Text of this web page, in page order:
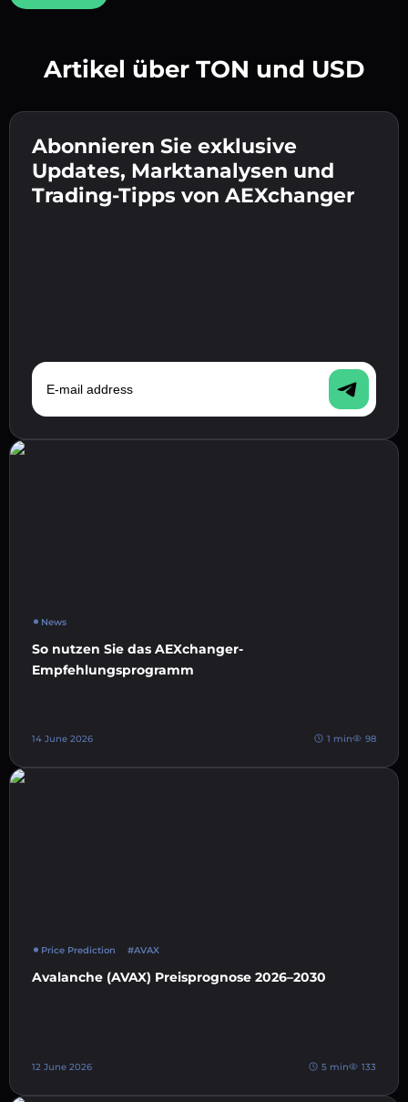
Gib deine Krypto-Wallet-Adresse ein 👉 fahre
mit dem nächsten Schritt fort.
Bestätige deine Identität 👉 fahre mit dem
letzten Schritt fort.
Sende die Einzahlung 👉 erhalte Krypto oder
Fiat in deiner Wallet.
Artikel über TON und USD
Abonnieren Sie exklusive
Updates, Marktanalysen und
Trading-Tipps von AEXchanger
E-mail address
News
So nutzen Sie das AEXchanger-
Empfehlungsprogramm
14 June 2026 1 min 98
Price Prediction #AVAX
Avalanche (AVAX) Preisprognose 2026–2030
12 June 2026 5 min 133